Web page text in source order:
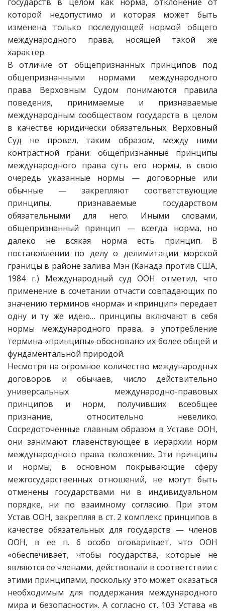
которой недопустимо и которая может быть
изменена только последующей нормой общего
международного права, носящей такой же
характер.
В отличие от общепризнанных принципов под
общепризнанными нормами международного
права Верховным Судом понимаются правила
поведения, принимаемые и признаваемые
международным сообществом государств в целом
в качестве юридически обязательных. Верховный
Суд не провел, таким образом, между ними
контрастной грани: общепризнанные принципы
международного права суть его нормы, в свою
очередь указанные нормы — договорные или
обычные — закрепляют соответствующие
принципы, признаваемые государством
обязательными для него. Иными словами,
общепризнанный принцип — всегда норма, но
далеко не всякая норма есть принцип. В
постановлении по делу о делимитации морской
границы в районе залива Мэн (Канада против США,
1984 г.) Международный суд ООН отметил, что
применение в сочетании отчасти совпадающих по
значению терминов «норма» и «принцип» передает
одну и ту же идею… принципы включают в себя
нормы международного права, а употребление
термина «принципы» обосновано их более общей и
фундаментальной природой.
Несмотря на огромное количество международных
договоров и обычаев, число действительно
универсальных международно-правовых
принципов и норм, получивших всеобщее
признание, относительно невелико.
Сосредоточенные главным образом в Уставе ООН,
они занимают главенствующее в иерархии норм
международного права положение. Эти принципы
и нормы, в основном покрывающие сферу
межгосударственных отношений, не могут быть
отменены государствами ни в индивидуальном
порядке, ни по взаимному согласию. При этом
Устав ООН, закрепляя в ст. 2 комплекс принципов в
качестве обязательных для государств — членов
ООН, в ее п. 6 особо оговаривает, что ООН
«обеспечивает, чтобы государства, которые не
являются ее членами, действовали в соответствии с
этими принципами, поскольку это может оказаться
необходимым для поддержания международного
мира и безопасности». А согласно ст. 103 Устава «в